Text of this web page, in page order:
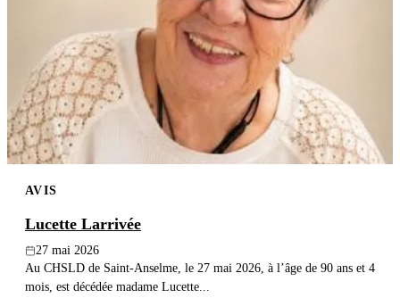
AVIS
Lucette Larrivée
27 mai 2026
Au CHSLD de Saint-Anselme, le 27 mai 2026, à l’âge de 90 ans et 4
mois, est décédée madame Lucette...